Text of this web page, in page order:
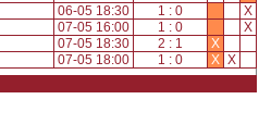
06-05 18:30 1 : 0
X
07-05 16:00 1 : 0
X
07-05 18:30 2 : 1
X
07-05 18:00 1 : 0 X X